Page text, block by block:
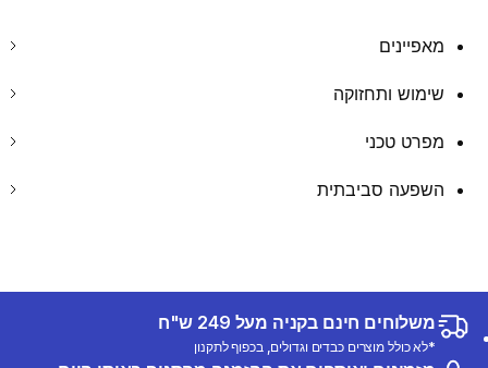
מאפיינים
שימוש ותחזוקה
מפרט טכני
השפעה סביבתית
משלוחים חינם בקניה מעל 249 ש"ח
*לא כולל מוצרים כבדים וגדולים, בכפוף לתקנון